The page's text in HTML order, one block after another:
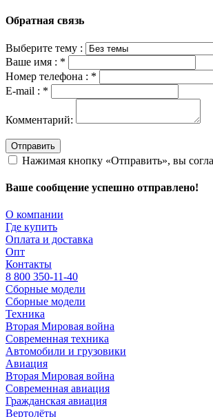
Обратная связь
Выберите тему :
Ваше имя : *
Номер телефона : *
E-mail : *
Комментарий:
Отправить
Нажимая кнопку «Отправить», вы
Ваше сообщение успешно отправлено!
О компании
Где купить
Оплата и доставка
Опт
Контакты
8 800 350-11-40
Сборные модели
Сборные модели
Техника
Вторая Мировая война
Современная техника
Автомобили и грузовики
Авиация
Вторая Мировая война
Современная авиация
Гражданская авиация
Вертолёты